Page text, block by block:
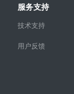
服务支持
技术支持
用户反馈